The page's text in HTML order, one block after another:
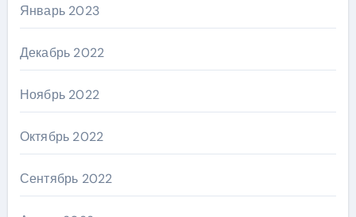
Январь 2023
Декабрь 2022
Ноябрь 2022
Октябрь 2022
Сентябрь 2022